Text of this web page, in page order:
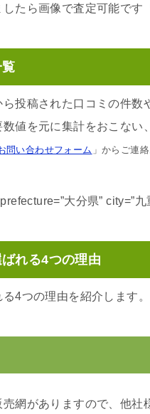
たら画像で査定可能です
投稿された口コミの件
値を元に集計をおこない
問い合わせフォーム 」からご連
大分県” city=”九
れる4つの理由
4つの理由を紹介します。
網がありますので、他